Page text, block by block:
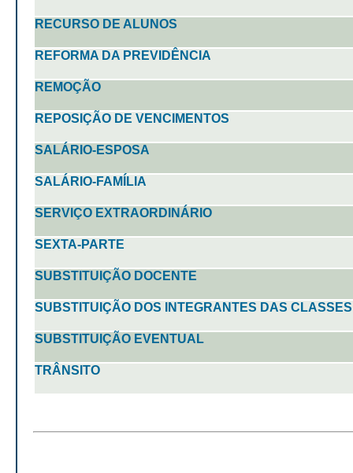
RECURSO DE ALUNOS
REFORMA DA PREVIDÊNCIA
REMOÇÃO
REPOSIÇÃO DE VENCIMENTOS
SALÁRIO-ESPOSA
SALÁRIO-FAMÍLIA
SERVIÇO EXTRAORDINÁRIO
SEXTA-PARTE
SUBSTITUIÇÃO DOCENTE
SUBSTITUIÇÃO DOS INTEGRANTES DAS
SUBSTITUIÇÃO EVENTUAL
TRÂNSITO